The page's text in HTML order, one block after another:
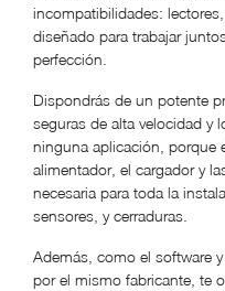
incompatibilidades:
diseñado para trabajar
perfección.
Dispondrás de un potente
seguras de alta velocidad y
ninguna aplicación, porque
alimentador, el cargador y
necesaria para toda la
sensores, y cerraduras.
Además, como el software
por el mismo fabricante, te